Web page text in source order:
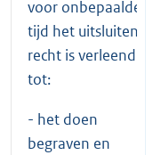
voor onbepaalde
tijd het uitsluitend
recht is verleend
tot:
- het doen
begraven en